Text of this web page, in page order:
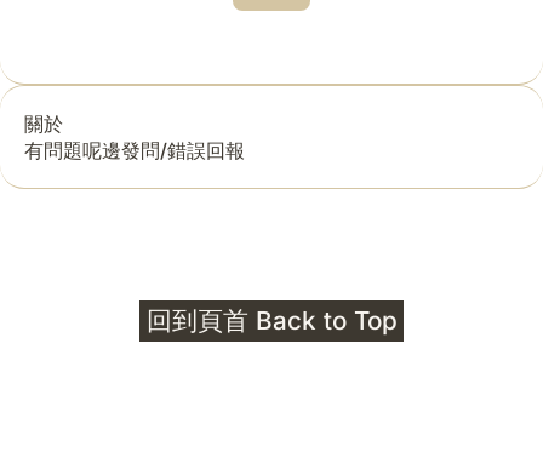
關於
有問題呢邊發問/錯誤回報
回到頁首 Back to Top